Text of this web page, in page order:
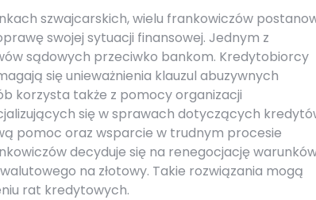
szwajcarskich, wielu frankowiczów
swojej sytuacji finansowej. Jednym z
sądowych przeciwko bankom. Kredytobiorcy
się unieważnienia klauzul abuzywnych
korzysta także z pomocy organizacji
się w sprawach dotyczących
pomoc oraz wsparcie w trudnym procesie
decyduje się na renegocjację
na złotowy. Takie rozwiązania mogą
rat kredytowych.